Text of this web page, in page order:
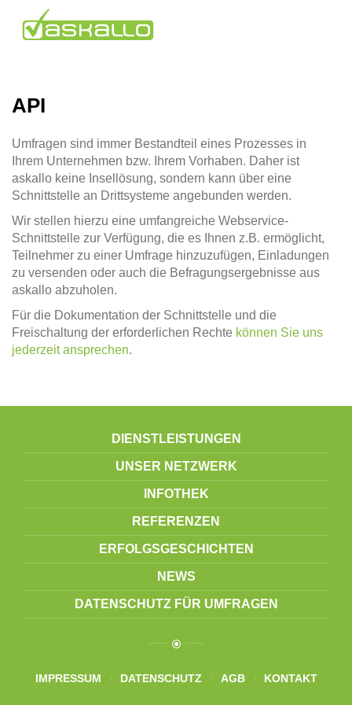
API
Umfragen sind immer Bestandteil eines Prozesses in
Ihrem Unternehmen bzw. Ihrem Vorhaben. Daher ist
askallo keine Insellösung, sondern kann über eine
Schnittstelle an Drittsysteme angebunden werden.
Wir stellen hierzu eine umfangreiche Webservice-
Schnittstelle zur Verfügung, die es Ihnen z.B. ermöglicht,
Teilnehmer zu einer Umfrage hinzuzufügen, Einladungen
zu versenden oder auch die Befragungsergebnisse aus
askallo abzuholen.
Für die Dokumentation der Schnittstelle und die
Freischaltung der erforderlichen Rechte können Sie uns
jederzeit ansprechen.
DIENSTLEISTUNGEN
UNSER NETZWERK
INFOTHEK
REFERENZEN
ERFOLGSGESCHICHTEN
NEWS
DATENSCHUTZ FÜR UMFRAGEN
IMPRESSUM DATENSCHUTZ AGB KONTAKT